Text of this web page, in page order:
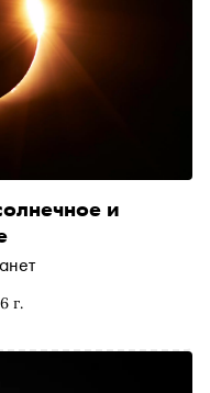
г.
и